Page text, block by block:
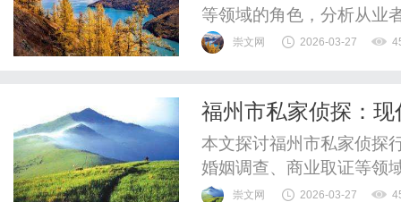
等领域的角色，分析从业
战，展现这个隐秘职业在
崇文网 2026-03-27
福州市私家侦探：
析
本文探讨福州市私家侦探
婚姻调查、商业取证等领
术发展下的行业未来。
崇文网 2026-03-27